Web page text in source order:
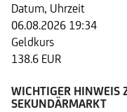
Datum, Uhrzeit
06.08.2026 19:34
Geldkurs
138.6 EUR
WICHTIGER HINWEIS
SEKUNDÄRMARKT